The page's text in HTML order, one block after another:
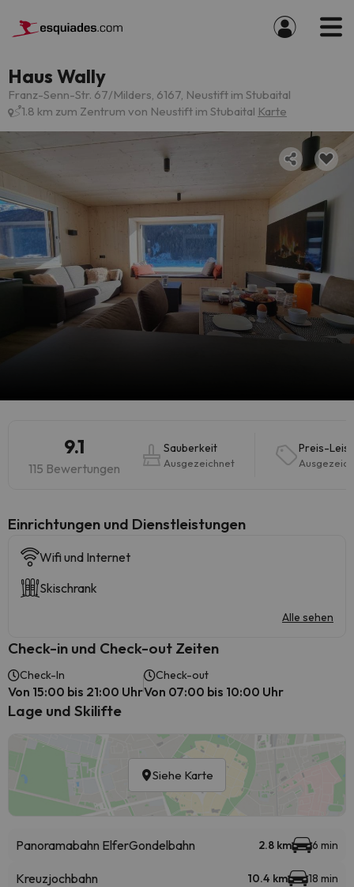
Haus Wally
Franz-Senn-Str. 67/Milders, 6167, Neustift im Stubaital
1.8 km zum Zentrum von Neustift im Stubaital Karte
9.1
115 Bewertungen
Sauberkeit
Ausgezeichnet
Preis-
​Einrichtungen und Dienstleistungen
Wifi und Internet
Skischrank
Alle sehen
Check-in und Check-out Zeiten
Check-In
Von 15:00 bis 21:00 Uhr
Check-out
Von 07:00 bis 10:00 Uhr
Lage und Skilifte
Siehe Karte
Panoramabahn ElferGondelbahn 2.8 km 6 min
Kreuzjochbahn 10.4 km 18 min